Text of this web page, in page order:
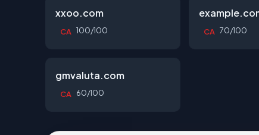
xxoo.com
CA 100/100 CA 70/100
gmvaluta.com
CA 60/100